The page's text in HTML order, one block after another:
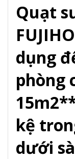
Quạt
dụng
phòng
kệ
dưới